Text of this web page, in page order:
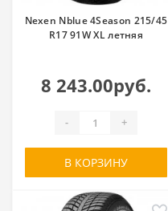
Nexen Nblue 4Season 215/45
R17 91W XL летняя
8 243.00руб.
- +
В КОРЗИНУ